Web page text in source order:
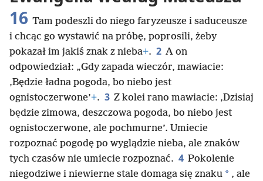
16 Tam podeszli do niego faryzeusze i saduceusze
i chcąc go wystawić na próbę, poprosili, żeby
pokazał im jakiś znak z nieba+. 2 A on
odpowiedział: „Gdy zapada wieczór, mawiacie:
‚Będzie ładna pogoda, bo niebo jest
ognistoczerwone’+. 3 Z kolei rano mawiacie: ‚Dzisiaj
będzie zimowa, deszczowa pogoda, bo niebo jest
ognistoczerwone, ale pochmurne’. Umiecie
rozpoznać pogodę po wyglądzie nieba, ale znaków
tych czasów nie umiecie rozpoznać. 4 Pokolenie
niegodziwe i niewierne stale domaga się znaku * , ale